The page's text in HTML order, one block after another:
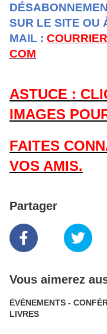
SUR LE SITE OU
MAIL :
COM
ASTUCE :
IMAGES
FAITES
VOS AMIS.
Partager
Vous aimerez
ÉVÉNEMENTS -
LIVRES